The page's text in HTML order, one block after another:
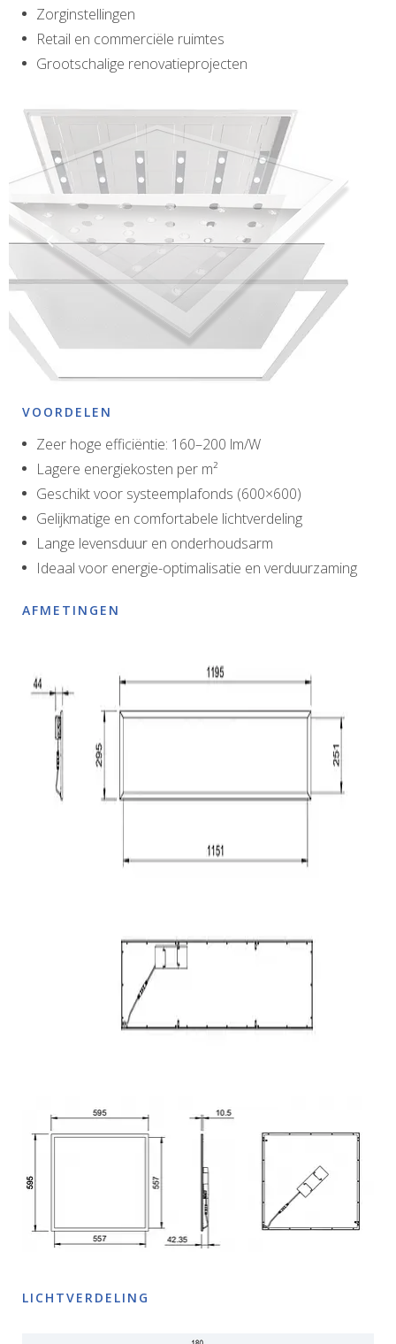
Zorginstellingen
Retail en commerciële ruimtes
Grootschalige renovatieprojecten
VOORDELEN
Zeer hoge efficiëntie: 160–200 lm/W
Lagere energiekosten per m²
Geschikt voor systeemplafonds (600×600)
Gelijkmatige en comfortabele lichtverdeling
Lange levensduur en onderhoudsarm
Ideaal voor energie-optimalisatie en verduurzaming
AFMETINGEN
LICHTVERDELING